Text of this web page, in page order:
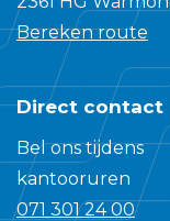
Bereken route
Direct contact
Bel ons tijdens
kantooruren
071 301 24 00